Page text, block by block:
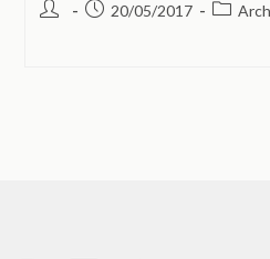
20/05/2017